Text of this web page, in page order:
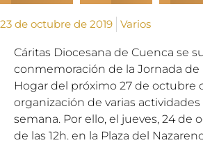
23 de octubre de 2019 Varios
Cáritas Diocesana de Cuenca se
conmemoración de la Jornada de
Hogar del próximo 27 de octubre
organización de varias
semana. Por ello, el jueves, 24 de
de las 12h. en la Plaza del